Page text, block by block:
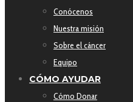
Conócenos
Nuestra misión
Sobre el cáncer
Equipo
CÓMO AYUDAR
Cómo Donar